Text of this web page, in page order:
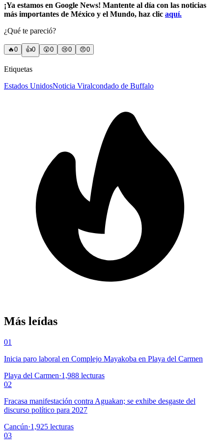
¡Ya estamos en Google News! Mantente al día con las noticias
más importantes de México y el Mundo, haz clic aquí.
¿Qué te pareció?
🔥0 👍0 😲0 😢0 😠0
Etiquetas
Estados UnidosNoticia Viralcondado de Buffalo
Más leídas
01
Inicia paro laboral en Complejo Mayakoba en Playa del Carmen
Playa del Carmen·1,988 lecturas
02
Fracasa manifestación contra Aguakan; se exhibe desgaste del
discurso político para 2027
Cancún·1,925 lecturas
03